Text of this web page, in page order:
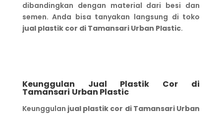
dibandingkan dengan material dari besi dan
semen. Anda bisa tanyakan langsung di toko
jual plastik cor di Tamansari Urban Plastic.
Keunggulan Jual Plastik Cor di
Tamansari Urban Plastic
Keunggulan jual plastik cor di Tamansari Urban